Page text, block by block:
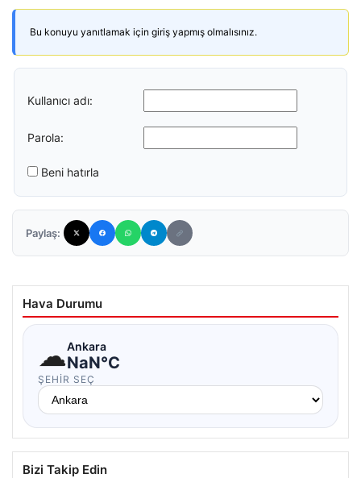
Bu konuyu yanıtlamak için giriş yapmış olmalısınız.
Kullanıcı adı:
Parola:
Beni hatırla
Paylaş:
Hava Durumu
☁Ankara
NaN°C
ŞEHIR SEÇ
Bizi Takip Edin